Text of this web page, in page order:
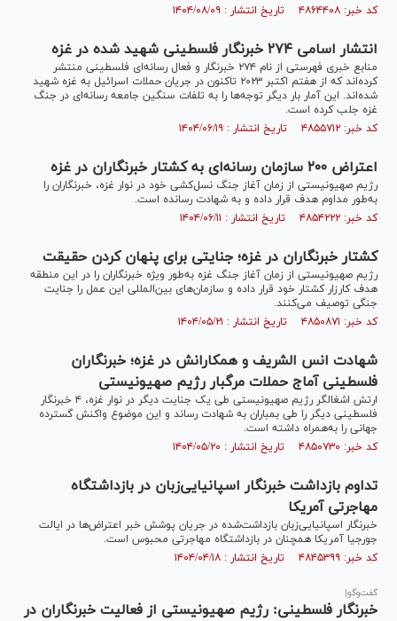
کد خبر: ۴۸۶۴۴۰۸ تاریخ انتشار : ۱۴۰۴/۰۸/۰۹
انتشار اسامی ۲۷۴ خبرنگار فلسطینی شهید شده در غزه
منابع خبری فهرستی از نام ۲۷۴ خبرنگار و فعال رسانه‌ای فلسطینی منتشر
کرده‌اند که از هفتم اکتبر ۲۰۲۳ تاکنون در جریان حملات اسرائیل به غزه شهید
شده‌اند. این آمار بار دیگر توجه‌ها را به تلفات سنگین جامعه رسانه‌ای در جنگ
غزه جلب کرده است.
کد خبر: ۴۸۵۵۷۱۲ تاریخ انتشار : ۱۴۰۴/۰۶/۱۹
اعتراض ۲۰۰ سازمان رسانه‌ای به کشتار خبرنگاران در غزه
رژیم صهیونیستی از زمان آغاز جنگ نسل‌کشی خود در نوار غزه، خبرنگاران را
به‌طور مداوم هدف قرار داده و به شهادت رسانده است.
کد خبر: ۴۸۵۴۲۲۲ تاریخ انتشار : ۱۴۰۴/۰۶/۱۱
کشتار خبرنگاران در غزه؛ جنایتی برای پنهان کردن حقیقت
رژیم صهیونیستی از زمان آغاز جنگ غزه به‌طور ویژه خبرنگاران را در این منطقه
هدف کارزار کشتار خود قرار داده و سازمان‌های بین‌المللی این عمل را جنایت
جنگی توصیف می‌کنند.
کد خبر: ۴۸۵۰۸۷۱ تاریخ انتشار : ۱۴۰۴/۰۵/۲۱
شهادت انس الشریف و همکارانش در غزه؛ خبرنگاران
فلسطینی آماج حملات مرگبار رژیم صهیونیستی
ارتش اشغالگر رژیم صهیونیستی طی یک جنایت دیگر در نوار غزه، ۴ خبرنگار
فلسطینی دیگر را طی بمباران به شهادت رساند و این موضوع واکنش گسترده
جهانی را به‌همراه داشته است.
کد خبر: ۴۸۵۰۷۳۰ تاریخ انتشار : ۱۴۰۴/۰۵/۲۰
تداوم بازداشت خبرنگار اسپانیایی‌زبان در بازداشتگاه
مهاجرتی آمریکا
خبرنگار اسپانیایی‌زبان بازداشت‌شده در جریان پوشش خبر اعتراض‌ها در ایالت
جورجیا آمریکا همچنان در بازداشتگاه مهاجرتی محبوس است.
کد خبر: ۴۸۴۵۳۹۹ تاریخ انتشار : ۱۴۰۴/۰۴/۱۸
گفت‌وگو|
خبرنگار فلسطینی: رژیم صهیونیستی از فعالیت خبرنگاران در